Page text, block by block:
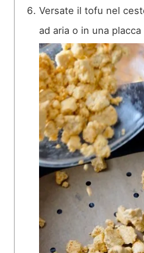
Versate il tofu nel
ad aria o in una